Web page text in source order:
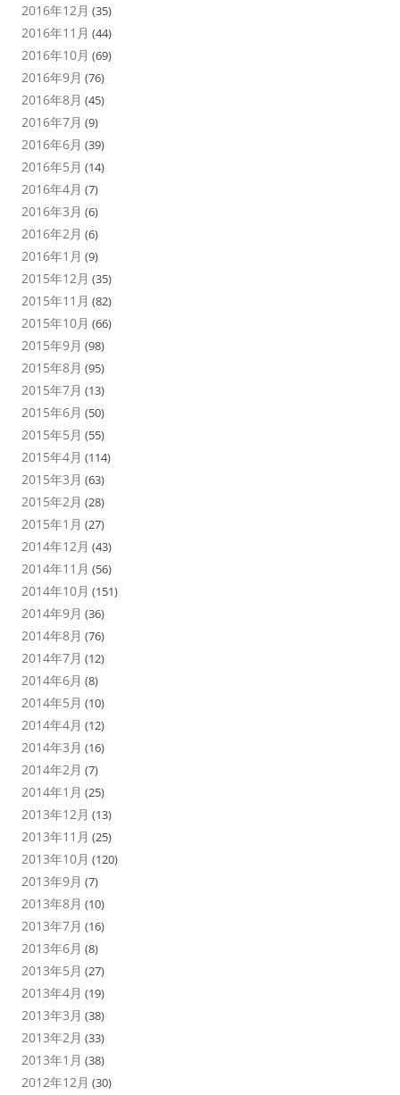
2016年12月 (35)
2016年11月 (44)
2016年10月 (69)
2016年9月 (76)
2016年8月 (45)
2016年7月 (9)
2016年6月 (39)
2016年5月 (14)
2016年4月 (7)
2016年3月 (6)
2016年2月 (6)
2016年1月 (9)
2015年12月 (35)
2015年11月 (82)
2015年10月 (66)
2015年9月 (98)
2015年8月 (95)
2015年7月 (13)
2015年6月 (50)
2015年5月 (55)
2015年4月 (114)
2015年3月 (63)
2015年2月 (28)
2015年1月 (27)
2014年12月 (43)
2014年11月 (56)
2014年10月 (151)
2014年9月 (36)
2014年8月 (76)
2014年7月 (12)
2014年6月 (8)
2014年5月 (10)
2014年4月 (12)
2014年3月 (16)
2014年2月 (7)
2014年1月 (25)
2013年12月 (13)
2013年11月 (25)
2013年10月 (120)
2013年9月 (7)
2013年8月 (10)
2013年7月 (16)
2013年6月 (8)
2013年5月 (27)
2013年4月 (19)
2013年3月 (38)
2013年2月 (33)
2013年1月 (38)
2012年12月 (30)